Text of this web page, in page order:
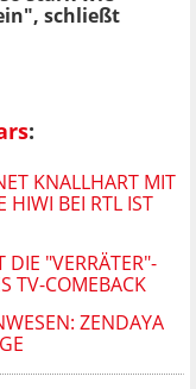
schließt
:
KNALLHART MIT
HIWI BEI RTL IST
DIE "VERRÄTER"-
TV-COMEBACK
ZENDAYA